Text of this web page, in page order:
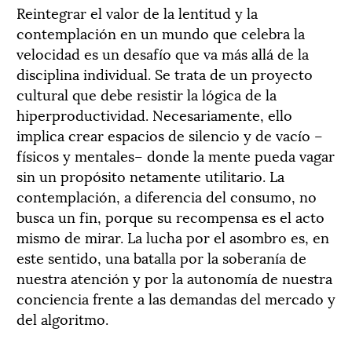
Reintegrar el valor de la lentitud y la
contemplación en un mundo que celebra la
velocidad es un desafío que va más allá de la
disciplina individual. Se trata de un proyecto
cultural que debe resistir la lógica de la
hiperproductividad. Necesariamente, ello
implica crear espacios de silencio y de vacío –
físicos y mentales– donde la mente pueda vagar
sin un propósito netamente utilitario. La
contemplación, a diferencia del consumo, no
busca un fin, porque su recompensa es el acto
mismo de mirar. La lucha por el asombro es, en
este sentido, una batalla por la soberanía de
nuestra atención y por la autonomía de nuestra
conciencia frente a las demandas del mercado y
del algoritmo.